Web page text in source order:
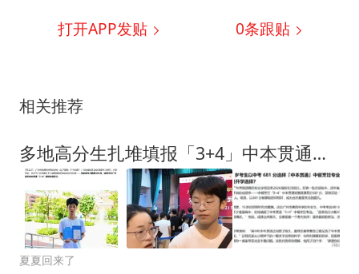
打开APP发贴 0条跟贴
相关推荐
多地高分生扎堆填报「3+4」中本贯通，中本贯通什么来路？699分考生偷偷改志愿也要去中本贯通学编程！
夏夏回来了